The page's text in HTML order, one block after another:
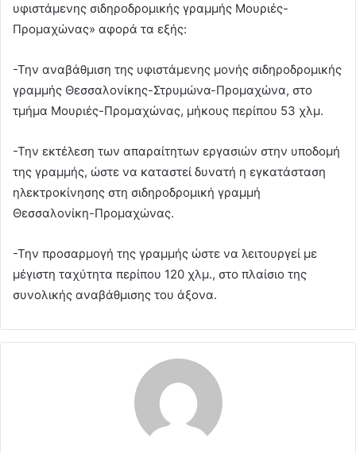
υφιστάμενης σιδηροδρομικής γραμμής Μουριές-
Προμαχώνας» αφορά τα εξής:
-Την αναβάθμιση της υφιστάμενης μονής σιδηροδρομικής
γραμμής Θεσσαλονίκης-Στρυμώνα-Προμαχώνα, στο
τμήμα Μουριές-Προμαχώνας, μήκους περίπου 53 χλμ.
-Την εκτέλεση των απαραίτητων εργασιών στην υποδομή
της γραμμής, ώστε να καταστεί δυνατή η εγκατάσταση
ηλεκτροκίνησης στη σιδηροδρομική γραμμή
Θεσσαλονίκη-Προμαχώνας.
-Την προσαρμογή της γραμμής ώστε να λειτουργεί με
μέγιστη ταχύτητα περίπου 120 χλμ., στο πλαίσιο της
συνολικής αναβάθμισης του άξονα.